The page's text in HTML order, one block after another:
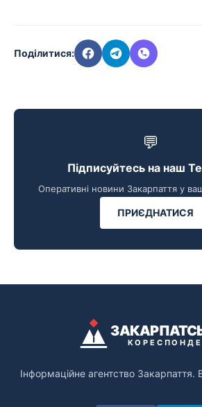
Поділитися:
💬
Підписуйтесь на наш
Оперативні новини Закарпаття у
ПРИЄДНАТИСЯ
Інформаційне агентство Закарпаття.